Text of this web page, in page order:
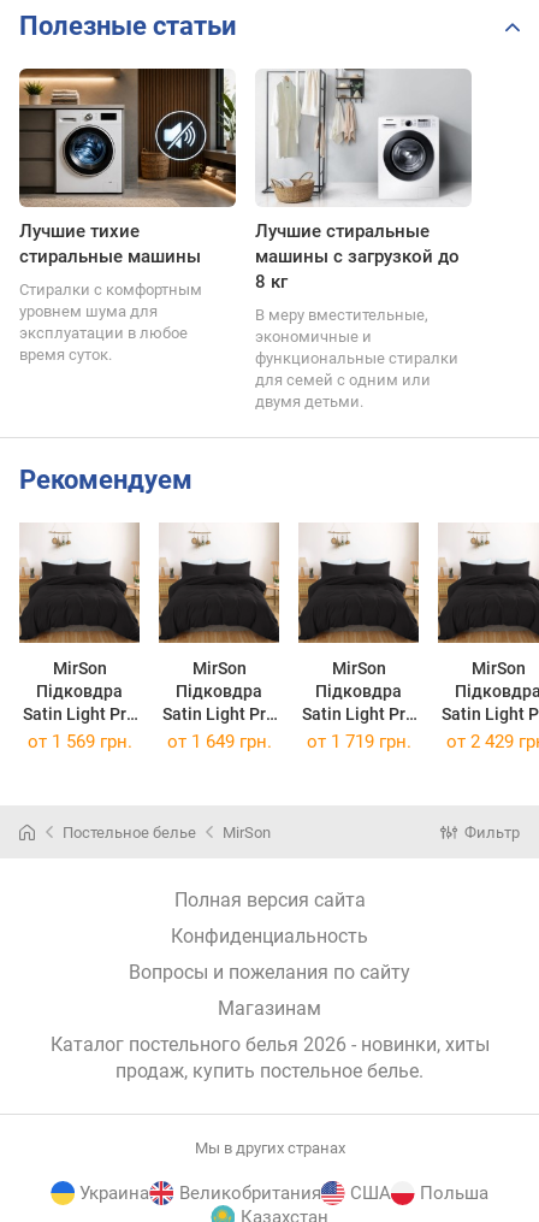
Полезные статьи
Лучшие тихие
стиральные машины
Стиралки с комфортным
уровнем шума для
эксплуатации в любое
время суток.
Лучшие стиральные
машины с загрузкой до
8 кг
В меру вместительные,
экономичные и
функциональные стиралки
для семей с одним или
двумя детьми.
Рекомендуем
MirSon
Підковдра
Satin Light Pro
10-006 Black
MirSon
Підковдра
Satin Light Pro
10-006 Black
MirSon
Підковдра
Satin Light Pro
10-006 Black
MirSon
Satin Light
10-006
от 1 569 грн. от 1 649 грн. от 1 719 грн. от 2 429
Постельное белье MirSon Фильтр
Полная версия сайта
Конфиденциальность
Вопросы и пожелания по сайту
Магазинам
Каталог постельного белья 2026 - новинки, хиты
продаж, купить постельное белье.
Мы в других странах
Украина Великобритания США
Польша
Казахстан